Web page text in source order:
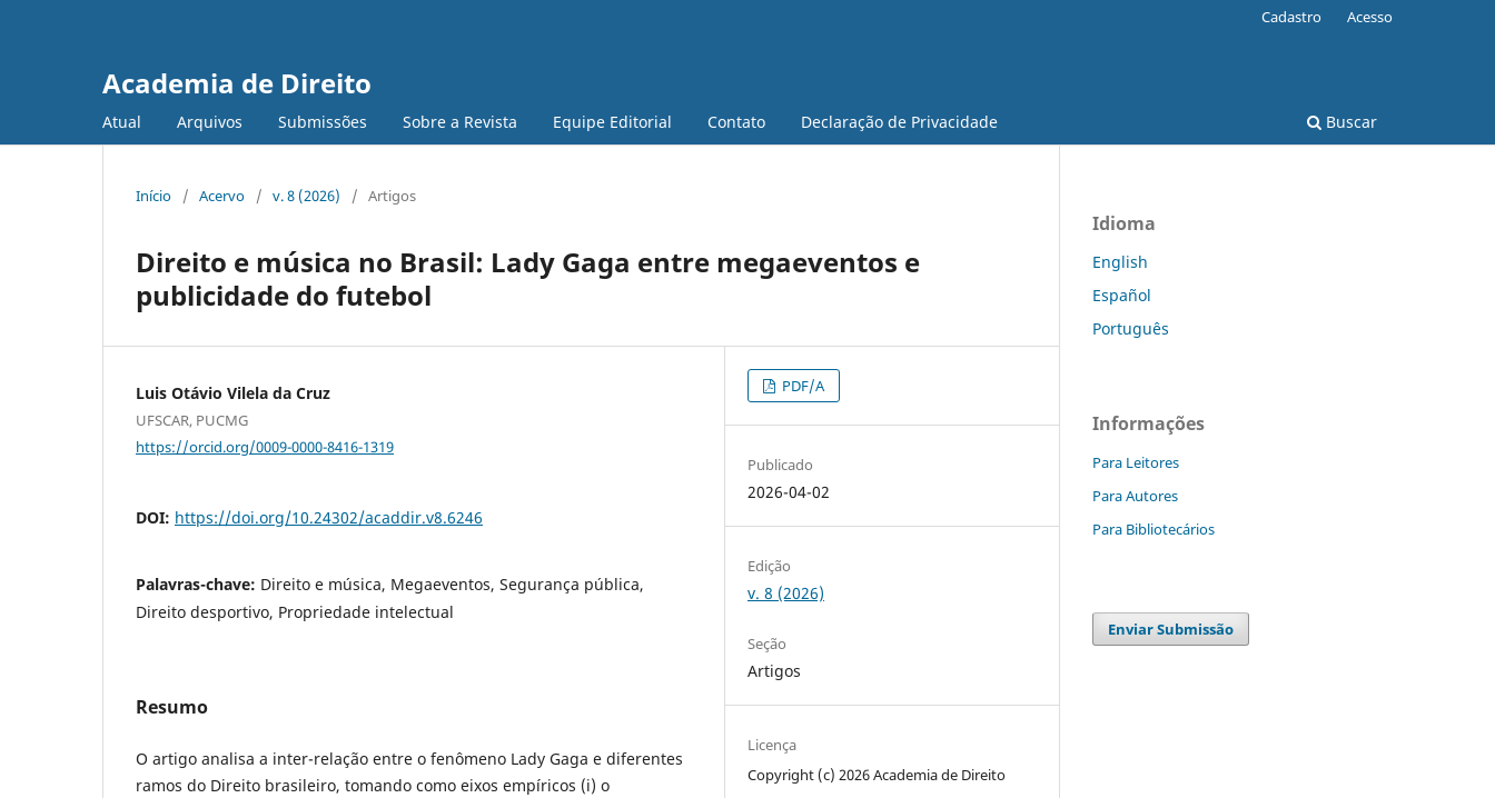
Academia de Direito
Atual Arquivos Submissões Sobre a Revista Equipe Editorial Contato Declaração de Privacidade Buscar
Cadastro Acesso
Início / Acervo / v. 8 (2026) / Artigos
Direito e música no Brasil: Lady Gaga entre megaeventos e
publicidade do futebol
Luis Otávio Vilela da Cruz
UFSCAR, PUCMG
https://orcid.org/0009-0000-8416-1319
DOI: https://doi.org/10.24302/acaddir.v8.6246
Palavras-chave: Direito e música, Megaeventos, Segurança pública,
Direito desportivo, Propriedade intelectual
Resumo
O artigo analisa a inter-relação entre o fenômeno Lady Gaga e diferentes
ramos do Direito brasileiro, tomando como eixos empíricos (i) o
PDF/A
Publicado
2026-04-02
Edição
v. 8 (2026)
Seção
Artigos
Licença
Copyright (c) 2026 Academia de Direito
Idioma
English
Español
Português
Informações
Para Leitores
Para Autores
Para Bibliotecários
Enviar Submissão